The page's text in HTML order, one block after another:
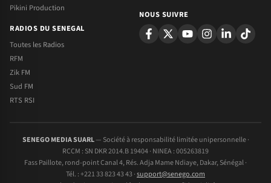
Pikini Production
RADIOS DU SENEGAL
Toutes les Radios
RFM
Zik FM
Sud FM
RTS RSI
NOUS SUIVRE
SENEGO MEDIA SUARL— Société à responsabilité limitée unipersonnelle ·
RCCM : SN DKR 2014.B 19404 · NINEA : 005263819
Fass Paillote, rond-point Canal 4, Rés. Adja Mame Ndiaye, Dakar, Sénégal ·
Tél. : +221 33 823 43 43 ·support@senego.com